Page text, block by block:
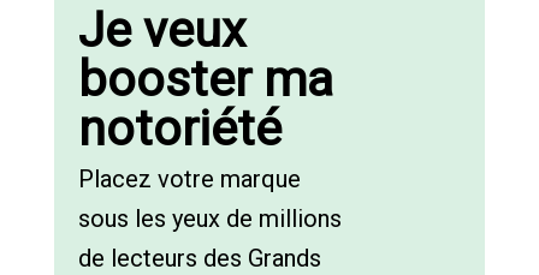
Je veux
booster ma
notoriété
Placez votre marque
sous les yeux de millions
de lecteurs des Grands